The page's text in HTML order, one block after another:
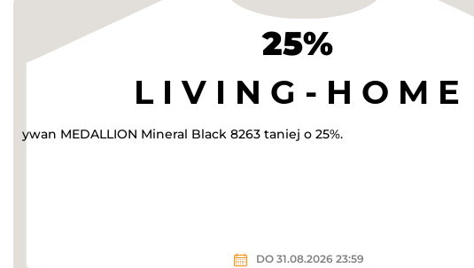
25%
ywan MEDALLION Mineral Black 8263 taniej o 25%.
DO 31.08.2026 23:59